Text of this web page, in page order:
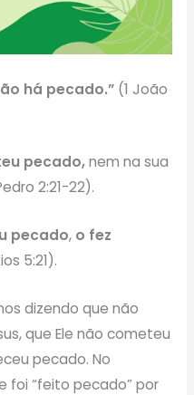
há pecado.”(1 João
pecado,nem na sua
2:21-22).
pecado, o fez
5:21).
dizendo que não
que Ele não cometeu
pecado. No
foi “feito pecado” por